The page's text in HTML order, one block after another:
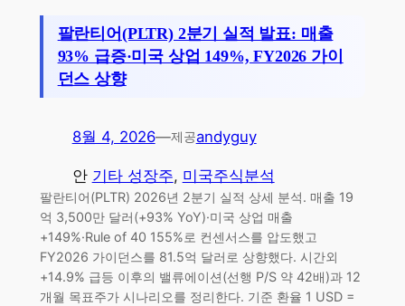
팔란티어(PLTR) 2분기 실적 발표: 매출
93% 급증·미국 상업 149%, FY2026 가이
던스 상향
8월 4, 2026—제공andyguy
안 기타 성장주, 미국주식분석
팔란티어(PLTR) 2026년 2분기 실적 상세 분석. 매출 19
억 3,500만 달러(+93% YoY)·미국 상업 매출
+149%·Rule of 40 155%로 컨센서스를 압도했고
FY2026 가이던스를 81.5억 달러로 상향했다. 시간외
+14.9% 급등 이후의 밸류에이션(선행 P/S 약 42배)과 12
개월 목표주가 시나리오를 정리한다. 기준 환율 1 USD =